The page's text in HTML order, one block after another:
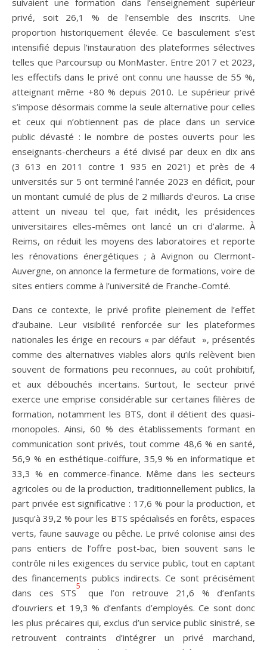
privé, soit 26,1 % de l’ensemble des inscrits. Une
proportion historiquement élevée. Ce basculement s’est
intensifié depuis l’instauration des plateformes sélectives
telles que Parcoursup ou MonMaster. Entre 2017 et 2023,
les effectifs dans le privé ont connu une hausse de 55 %,
atteignant même +80 % depuis 2010. Le supérieur privé
s’impose désormais comme la seule alternative pour celles
et ceux qui n’obtiennent pas de place dans un service
public dévasté : le nombre de postes ouverts pour les
enseignants-chercheurs a été divisé par deux en dix ans
(3 613 en 2011 contre 1 935 en 2021) et près de 4
universités sur 5 ont terminé l’année 2023 en déficit, pour
un montant cumulé de plus de 2 milliards d’euros. La crise
atteint un niveau tel que, fait inédit, les présidences
universitaires elles-mêmes ont lancé un cri d’alarme. À
Reims, on réduit les moyens des laboratoires et reporte
les rénovations énergétiques ; à Avignon ou Clermont-
Auvergne, on annonce la fermeture de formations, voire de
sites entiers comme à l’université de Franche-Comté.
Dans ce contexte, le privé profite pleinement de l’effet
d’aubaine. Leur visibilité renforcée sur les plateformes
nationales les érige en recours « par défaut », présentés
comme des alternatives viables alors qu’ils relèvent bien
souvent de formations peu reconnues, au coût prohibitif,
et aux débouchés incertains. Surtout, le secteur privé
exerce une emprise considérable sur certaines filières de
formation, notamment les BTS, dont il détient des quasi-
monopoles. Ainsi, 60 % des établissements formant en
communication sont privés, tout comme 48,6 % en santé,
56,9 % en esthétique-coiffure, 35,9 % en informatique et
33,3 % en commerce-finance. Même dans les secteurs
agricoles ou de la production, traditionnellement publics, la
part privée est significative : 17,6 % pour la production, et
jusqu’à 39,2 % pour les BTS spécialisés en forêts, espaces
verts, faune sauvage ou pêche. Le privé colonise ainsi des
pans entiers de l’offre post-bac, bien souvent sans le
contrôle ni les exigences du service public, tout en captant
des financements publics indirects. Ce sont précisément
dans ces STS
5
que l’on retrouve 21,6 % d’enfants
d’ouvriers et 19,3 % d’enfants d’employés. Ce sont donc
les plus précaires qui, exclus d’un service public sinistré, se
retrouvent contraints d’intégrer un privé marchand,